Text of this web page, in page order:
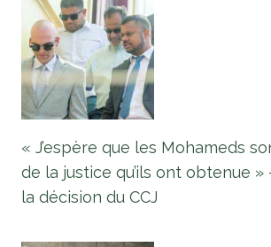
« J’espère que les Mohameds
de la justice qu’ils ont obtenue »
la décision du CCJ